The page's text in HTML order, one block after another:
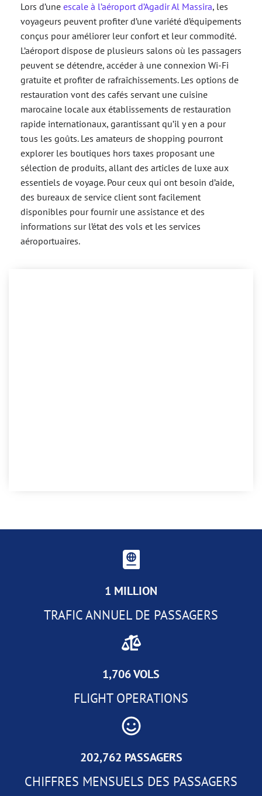
Lors d’une escale à l’aéroport d’Agadir Al Massira, les
voyageurs peuvent profiter d’une variété d’équipements
conçus pour améliorer leur confort et leur commodité.
L’aéroport dispose de plusieurs salons où les passagers
peuvent se détendre, accéder à une connexion Wi-Fi
gratuite et profiter de rafraîchissements. Les options de
restauration vont des cafés servant une cuisine
marocaine locale aux établissements de restauration
rapide internationaux, garantissant qu’il y en a pour
tous les goûts. Les amateurs de shopping pourront
explorer les boutiques hors taxes proposant une
sélection de produits, allant des articles de luxe aux
essentiels de voyage. Pour ceux qui ont besoin d’aide,
des bureaux de service client sont facilement
disponibles pour fournir une assistance et des
informations sur l’état des vols et les services
aéroportuaires.
1 MILLION
TRAFIC ANNUEL DE PASSAGERS
1,706 VOLS
FLIGHT OPERATIONS
202,762 PASSAGERS
CHIFFRES MENSUELS DES PASSAGERS